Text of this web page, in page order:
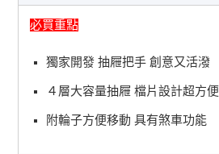
必買重點
獨家開發 抽屜把手 創意又活潑
４層大容量抽屜 檔片設計超方便
附輪子方便移動 具有煞車功能